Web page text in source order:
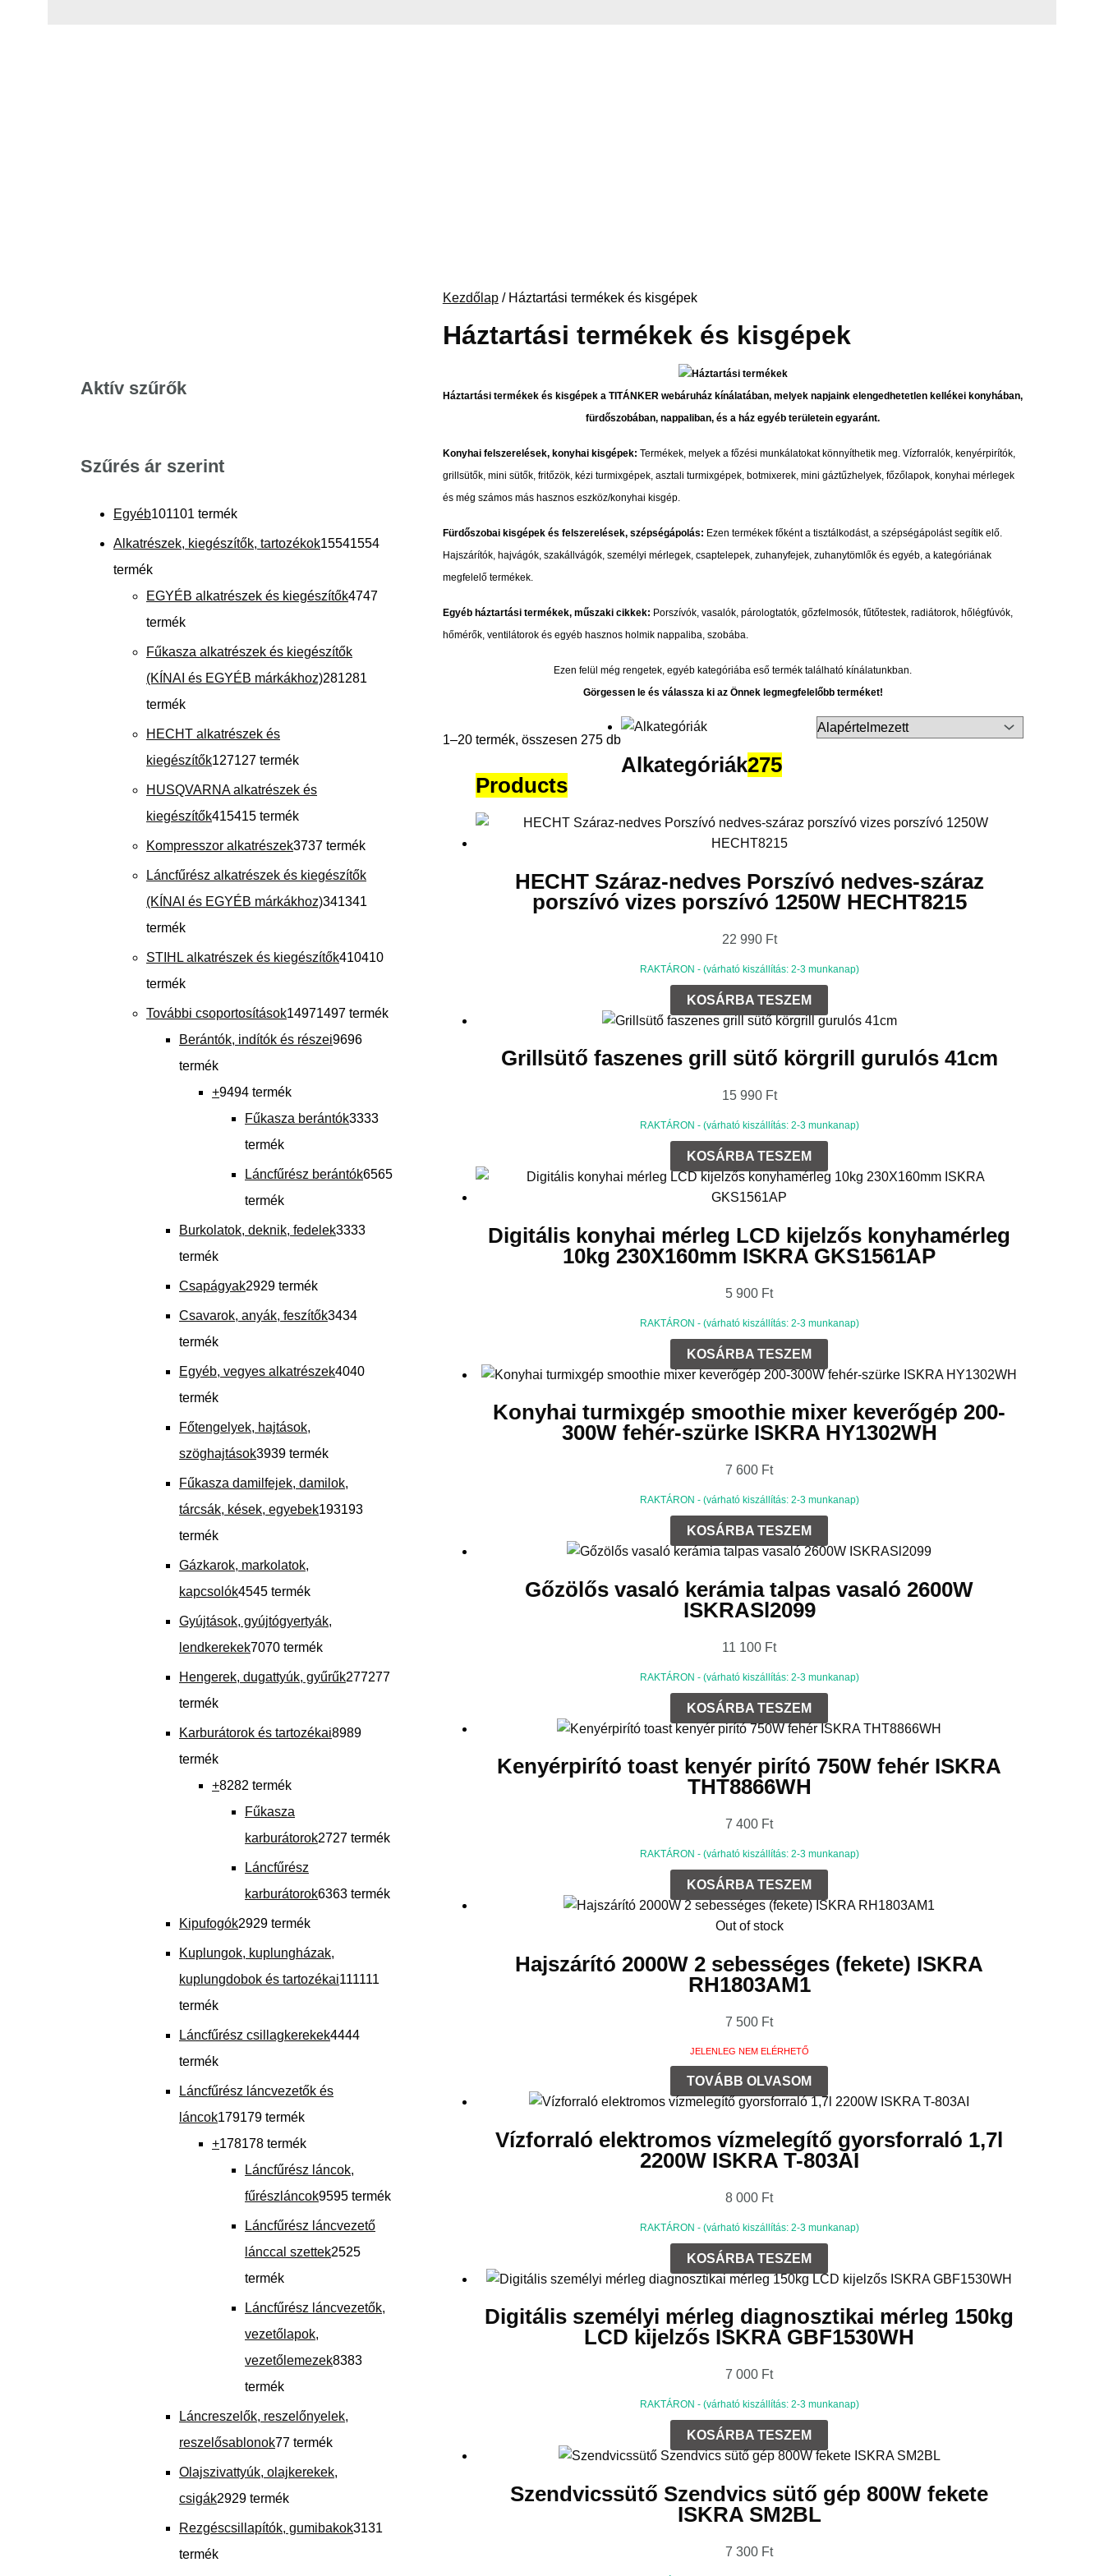
Aktív szűrők
Szűrés ár szerint
Egyéb101101 termék
Alkatrészek, kiegészítők, tartozékok15541554
termék
EGYÉB alkatrészek és kiegészítők4747
termék
Fűkasza alkatrészek és kiegészítők
(KÍNAI és EGYÉB márkákhoz)281281
termék
HECHT alkatrészek és
kiegészítők127127 termék
HUSQVARNA alkatrészek és
kiegészítők415415 termék
Kompresszor alkatrészek3737 termék
Láncfűrész alkatrészek és kiegészítők
(KÍNAI és EGYÉB márkákhoz)341341
termék
STIHL alkatrészek és kiegészítők410410
termék
További csoportosítások14971497 termék
Berántók, indítók és részei9696
termék
+9494 termék
Fűkasza berántók3333
termék
Láncfűrész berántók6565
termék
Burkolatok, deknik, fedelek3333
termék
Csapágyak2929 termék
Csavarok, anyák, feszítők3434
termék
Egyéb, vegyes alkatrészek4040
termék
Főtengelyek, hajtások,
szöghajtások3939 termék
Fűkasza damilfejek, damilok,
tárcsák, kések, egyebek193193
termék
Gázkarok, markolatok,
kapcsolók4545 termék
Gyújtások, gyújtógyertyák,
lendkerekek7070 termék
Hengerek, dugattyúk, gyűrűk277277
termék
Karburátorok és tartozékai8989
termék
+8282 termék
Fűkasza
karburátorok2727 termék
Láncfűrész
karburátorok6363 termék
Kipufogók2929 termék
Kuplungok, kuplungházak,
kuplungdobok és tartozékai111111
termék
Láncfűrész csillagkerekek4444
termék
Láncfűrész láncvezetők és
láncok179179 termék
+178178 termék
Láncfűrész láncok,
fűrészláncok9595 termék
Láncfűrész láncvezető
lánccal szettek2525
termék
Láncfűrész láncvezetők,
vezetőlapok,
vezetőlemezek8383
termék
Láncreszelők, reszelőnyelek,
reszelősablonok77 termék
Olajszivattyúk, olajkerekek,
csigák2929 termék
Rezgéscsillapítók, gumibakok3131
termék
Kezdőlap/ Háztartási termékek és kisgépek
Háztartási termékek és kisgépek
Háztartási termékek és kisgépek a TITÁNKER webáruház kínálatában, melyek napjaink elengedhetetlen kellékei konyhában,
fürdőszobában, nappaliban, és a ház egyéb területein egyaránt.
Konyhai felszerelések, konyhai kisgépek: Termékek, melyek a főzési munkálatokat könnyíthetik meg. Vízforralók, kenyérpirítók,
grillsütők, mini sütők, fritőzök, kézi turmixgépek, asztali turmixgépek, botmixerek, mini gáztűzhelyek, főzőlapok, konyhai mérlegek
és még számos más hasznos eszköz/konyhai kisgép.
Fürdőszobai kisgépek és felszerelések, szépségápolás: Ezen termékek főként a tisztálkodást, a szépségápolást segítik elő.
Hajszárítók, hajvágók, szakállvágók, személyi mérlegek, csaptelepek, zuhanyfejek, zuhanytömlők és egyéb, a kategóriának
megfelelő termékek.
Egyéb háztartási termékek, műszaki cikkek: Porszívók, vasalók, párologtatók, gőzfelmosók, fűtőtestek, radiátorok, hőlégfúvók,
hőmérők, ventilátorok és egyéb hasznos holmik nappaliba, szobába.
Ezen felül még rengetek, egyéb kategóriába eső termék található kínálatunkban.
Görgessen le és válassza ki az Önnek legmegfelelőbb terméket!
1–20 termék, összesen 275 db
Alkategóriák275
Products
HECHT Száraz-nedves Porszívó nedves-száraz
porszívó vizes porszívó 1250W HECHT8215
22 990 Ft
RAKTÁRON - (várható kiszállítás: 2-3 munkanap)
KOSÁRBA TESZEM
Grillsütő faszenes grill sütő körgrill gurulós 41cm
15 990 Ft
RAKTÁRON - (várható kiszállítás: 2-3 munkanap)
KOSÁRBA TESZEM
Digitális konyhai mérleg LCD kijelzős konyhamérleg
10kg 230X160mm ISKRA GKS1561AP
5 900 Ft
RAKTÁRON - (várható kiszállítás: 2-3 munkanap)
KOSÁRBA TESZEM
Konyhai turmixgép smoothie mixer keverőgép 200-
300W fehér-szürke ISKRA HY1302WH
7 600 Ft
RAKTÁRON - (várható kiszállítás: 2-3 munkanap)
KOSÁRBA TESZEM
Gőzölős vasaló kerámia talpas vasaló 2600W
ISKRASl2099
11 100 Ft
RAKTÁRON - (várható kiszállítás: 2-3 munkanap)
KOSÁRBA TESZEM
Kenyérpirító toast kenyér pirító 750W fehér ISKRA
THT8866WH
7 400 Ft
RAKTÁRON - (várható kiszállítás: 2-3 munkanap)
KOSÁRBA TESZEM
Out of stock
Hajszárító 2000W 2 sebességes (fekete) ISKRA
RH1803AM1
7 500 Ft
JELENLEG NEM ELÉRHETŐ
TOVÁBB OLVASOM
Vízforraló elektromos vízmelegítő gyorsforraló 1,7l
2200W ISKRA T-803AI
8 000 Ft
RAKTÁRON - (várható kiszállítás: 2-3 munkanap)
KOSÁRBA TESZEM
Digitális személyi mérleg diagnosztikai mérleg 150kg
LCD kijelzős ISKRA GBF1530WH
7 000 Ft
RAKTÁRON - (várható kiszállítás: 2-3 munkanap)
KOSÁRBA TESZEM
Szendvicssütő Szendvics sütő gép 800W fekete
ISKRA SM2BL
7 300 Ft